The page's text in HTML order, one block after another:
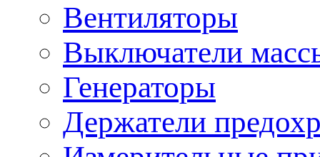
Вентиляторы
Выключатели
Генераторы
Держатели